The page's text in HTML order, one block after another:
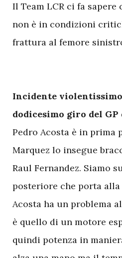
Il Team LCR ci fa sapere
non è in condizioni
frattura al femore
Incidente violentissimo
dodicesimo giro del
Pedro Acosta è in prima
Marquez lo insegue
Raul Fernandez. Siamo
posteriore che porta alla
Acosta ha un problema
è quello di un motore
quindi potenza in